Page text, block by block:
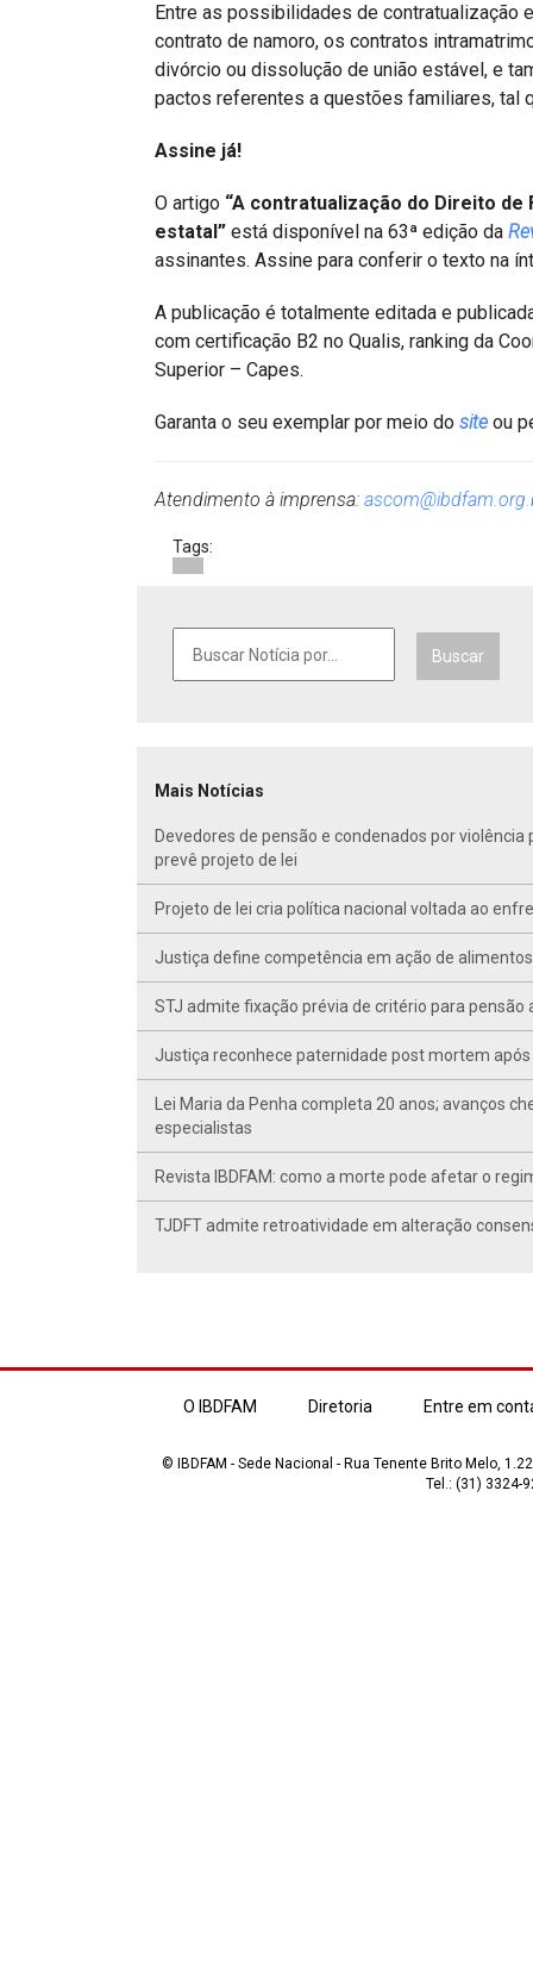
Entre as possibilidades de contratualização
contrato de namoro, os contratos
divórcio ou dissolução de união estável, e
pactos referentes a questões familiares, tal
Assine já!
O artigo “A contratualização do Direito
estatal” está disponível na 63ª edição da
assinantes. Assine para conferir o texto na
A publicação é totalmente editada e
com certificação B2 no Qualis, ranking da
Superior – Capes.
Garanta o seu exemplar por meio do site ou
Atendimento à imprensa:
Tags:
Buscar
Mais Notícias
Devedores de pensão e condenados por
prevê projeto de lei
Projeto de lei cria política nacional voltada ao
Justiça define competência em ação de
STJ admite fixação prévia de critério para
Justiça reconhece paternidade post mortem
Lei Maria da Penha completa 20 anos; avanços
especialistas
Revista IBDFAM: como a morte pode afetar o
TJDFT admite retroatividade em alteração
O IBDFAM Diretoria Entre em
© IBDFAM - Sede Nacional - Rua Tenente Brito Melo,
Tel.: (31) 3324-